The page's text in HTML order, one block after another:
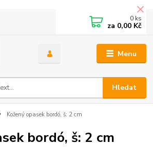
Menu
Hledat
0 ks
za 0,00 Kč
Kožený opasek bordó, š: 2 cm
bordó, š: 2 cm